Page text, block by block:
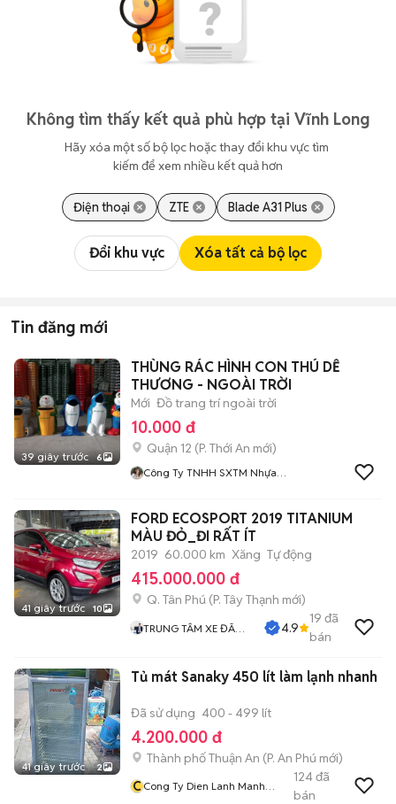
Không tìm thấy kết quả phù hợp tại Vĩnh Long
Hãy xóa một số bộ lọc hoặc thay đổi khu vực tìm
kiếm để xem nhiều kết quả hơn
Điện thoại ZTE Blade A31 Plus
Đổi khu vực Xóa tất cả bộ lọc
Tin đăng mới
39 giây trước 6
THÙNG RÁC HÌNH CON THÚ DỄ
THƯƠNG - NGOÀI TRỜI
Mới Đồ trang trí ngoài trời
10.000 đ
Quận 12 (P. Thới An mới)
Công Ty TNHH SXTM Nhựa
41 giây trước 10
FORD ECOSPORT 2019 TITANIUM
MÀU ĐỎ_ĐI RẤT ÍT
2019 60.000 km Xăng Tự động
415.000.000 đ
Q. Tân Phú (P. Tây Thạnh mới)
TRUNG TÂM XE ĐÃ
4.9
19 đã
bán
41 giây trước 2
Tủ mát Sanaky 450 lít làm lạnh nhanh
Đã sử dụng 400 - 499 lít
4.200.000 đ
Thành phố Thuận An (P. An Phú mới)
CCong Ty Dien Lanh Manh
124đã
bán